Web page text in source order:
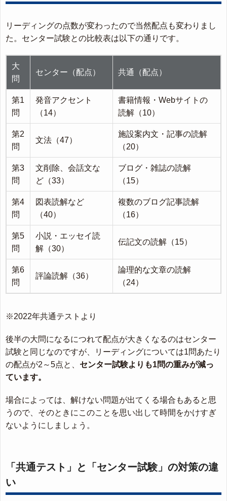
リーディングの点数が変わったので当然配点も変わりまし
た。センター試験との比較表は以下の通りです。
大
問
センター（配点） 共通（配点）
第1
問
発音アクセント
（14）
書籍情報・Webサイトの
読解（10）
第2
問
文法（47）
施設案内文・記事の読解
（20）
第3
問
文削除、会話文な
ど（33）
ブログ・雑誌の読解
（15）
第4
問
図表読解など
（40）
複数のブログ記事読解
（16）
第5
問
小説・エッセイ読
解（30）
伝記文の読解（15）
第6
問
評論読解（36）
論理的な文章の読解
（24）
※2022年共通テストより
後半の大問になるにつれて配点が大きくなるのはセンター
試験と同じなのですが、リーディングについては1問あたり
の配点が2～5点と、 センター試験よりも1問の重みが減っ
ています。
場合によっては、解けない問題が出てくる場合もあると思
うので、そのときにこのことを思い出して時間をかけすぎ
ないようにしましょう。
「共通テスト」と「センター試験」の対策の違
い